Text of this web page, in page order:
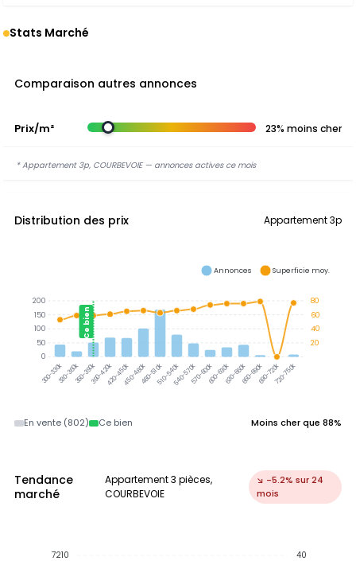
Stats Marché
Comparaison autres annonces
Prix/m² 23% moins cher
* Appartement 3p, COURBEVOIE — annonces actives ce mois
Distribution des prix Appartement 3p
300-330k330-360k360-390k390-420k420-450k450-480k480-510k510-540k540-570k570-600k600-630k630-660k660-690k690-720k720-750k
Ce bien
80
60
40
20
200
150
100
50
0
Annonces Superficie moy.
En vente (802) Ce bien Moins cher que 88%
Tendance
marché
Appartement 3 pièces,
COURBEVOIE
↘ -5.2% sur 24
mois
40
7210